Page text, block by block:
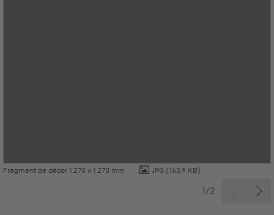
Fragment de décor 1.270 x 1.270 mm JPG (165,9 KB)
1/2